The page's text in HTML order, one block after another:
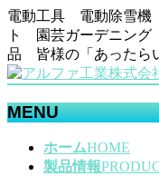
電動工具 電動除雪機
ト 園芸ガーデニン
品 皆様の「あったら
MENU
ホームHOME
製品情報